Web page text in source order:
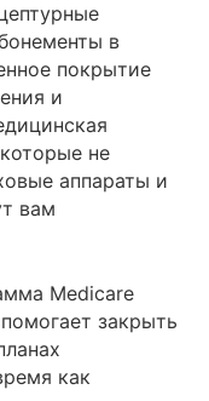
в
покрытие
и
не
аппараты и
вам
Medicare
закрыть
как